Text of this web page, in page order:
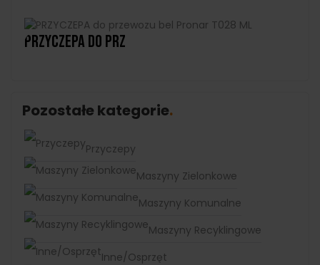
PRZYCZEPA Do Prz
Pozostałe kategorie
Przyczepy
Maszyny Zielonkowe
Maszyny Komunalne
Maszyny Recyklingowe
Inne/Osprzęt